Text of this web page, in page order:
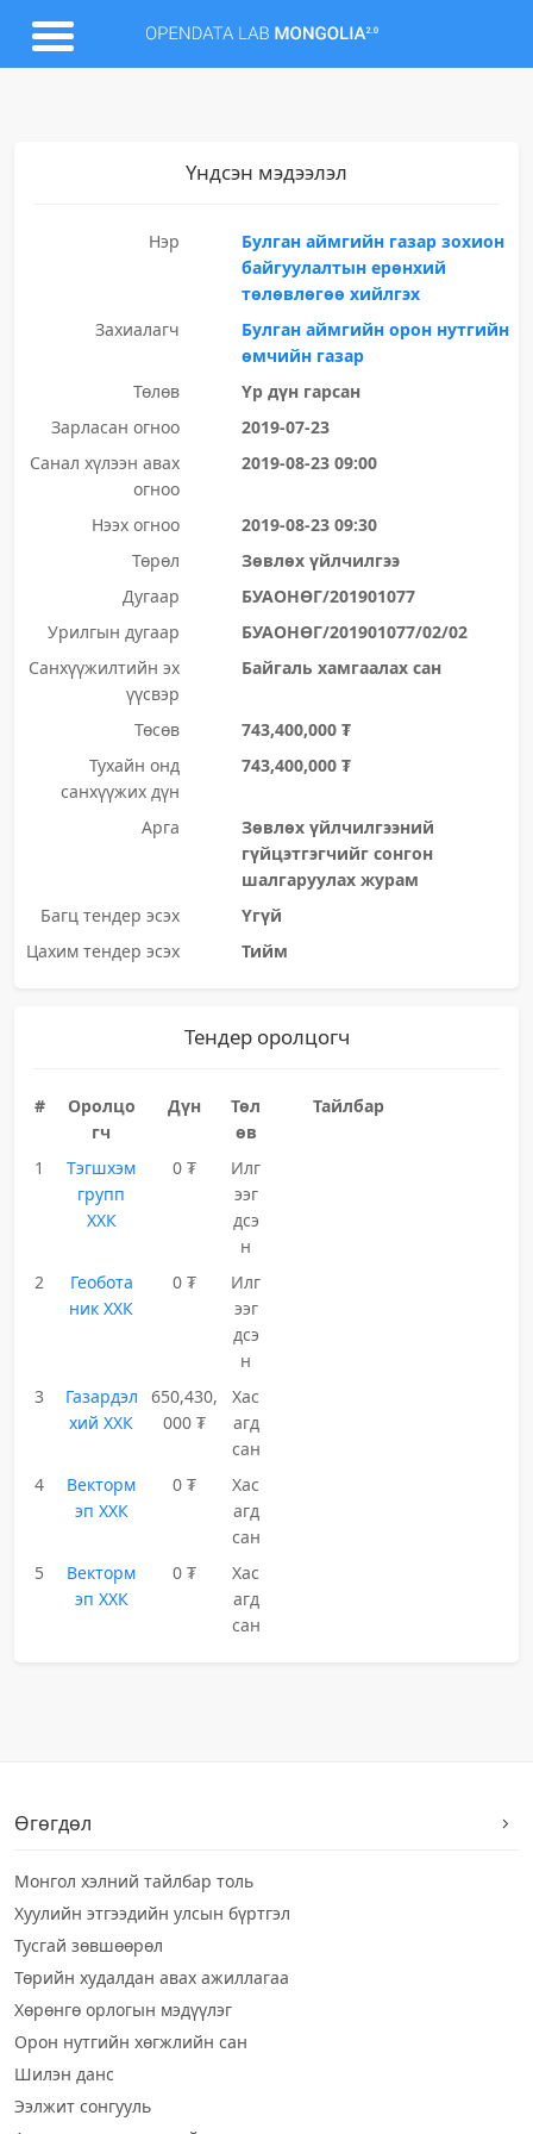
Үндсэн мэдээлэл
Нэр
Булган аймгийн газар зохион
байгуулалтын ерөнхий
төлөвлөгөө хийлгэх
Захиалагч
Булган аймгийн орон нутгийн
өмчийн газар
Төлөв
Үр дүн гарсан
Зарласан огноо
2019-07-23
Санал хүлээн авах
огноо
2019-08-23 09:00
Нээх огноо
2019-08-23 09:30
Төрөл
Зөвлөх үйлчилгээ
Дугаар
БУАОНӨГ/201901077
Урилгын дугаар
БУАОНӨГ/201901077/02/02
Санхүүжилтийн эх
үүсвэр
Байгаль хамгаалах сан
Төсөв
743,400,000 ₮
Тухайн онд
санхүүжих дүн
743,400,000 ₮
Арга
Зөвлөх үйлчилгээний
гүйцэтгэгчийг сонгон
шалгаруулах журам
Багц тендер эсэх
Үгүй
Цахим тендер эсэх
Тийм
Тендер оролцогч
#
Оролцо
гч
Дүн
Төл
өв
Тайлбар
1
Тэгшхэм
групп
ХХК
0 ₮
Илг
ээг
дсэ
н
2
Геобота
ник ХХК
0 ₮
Илг
ээг
дсэ
н
3
Газардэл
хий ХХК
650,430,
000 ₮
Хас
агд
сан
4
Векторм
эп ХХК
0 ₮
Хас
агд
сан
5
Векторм
эп ХХК
0 ₮
Хас
агд
сан
Өгөгдөл
Монгол хэлний тайлбар толь
Хуулийн этгээдийн улсын бүртгэл
Тусгай зөвшөөрөл
Төрийн худалдан авах ажиллагаа
Хөрөнгө орлогын мэдүүлэг
Орон нутгийн хөгжлийн сан
Шилэн данс
Ээлжит сонгууль